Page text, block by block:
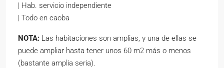
| Hab. servicio independiente
| Todo en caoba
NOTA: Las habitaciones son amplias, y una de ellas se
puede ampliar hasta tener unos 60 m2 más o menos
(bastante amplia seria).